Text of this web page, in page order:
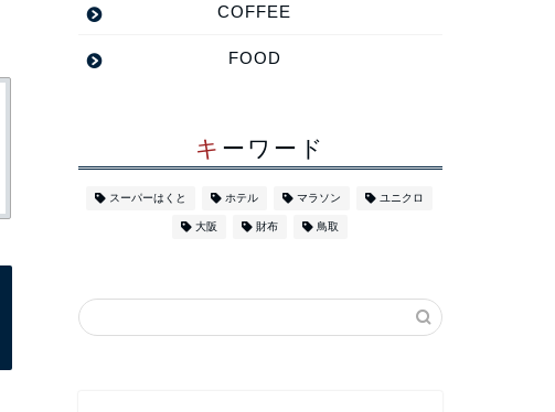
COFFEE
FOOD
キーワード
スーパーはくと ホテル マラソン ユニクロ
大阪 財布 鳥取